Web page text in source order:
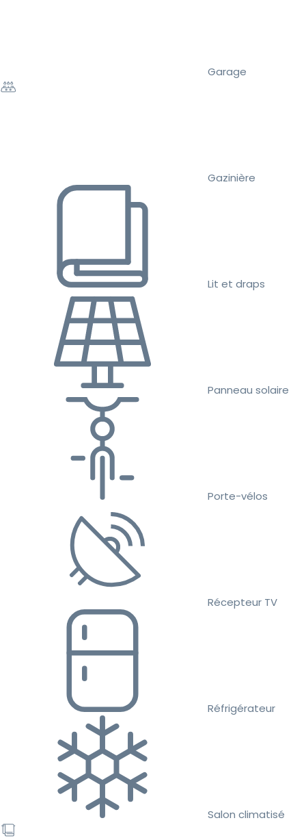
Garage
Gazinière
Lit et draps
Panneau solaire
Porte-vélos
Récepteur TV
Réfrigérateur
Salon climatisé